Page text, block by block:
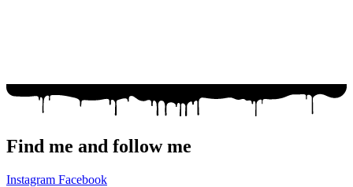
Find me and follow me
Instagram Facebook